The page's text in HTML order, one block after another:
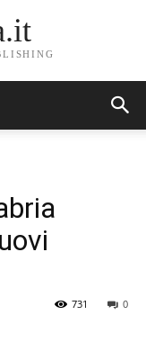
0
731